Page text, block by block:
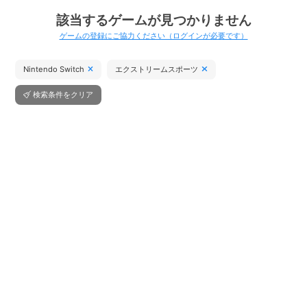
該当するゲームが見つかりません
ゲームの登録にご協力ください（ログインが必要です）
Nintendo Switch エクストリームスポーツ
検索条件をクリア